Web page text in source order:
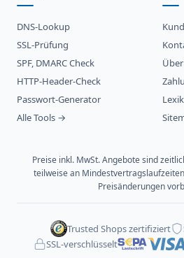
DNS-Lookup
SSL-Prüfung
SPF, DMARC Check
HTTP-Header-Check
Passwort-Generator
Alle Tools →
Preise inkl. MwSt. Angebote sind
teilweise an
Preisänderungen
Trusted Shops zertifiziert
SSL-verschlüsselt